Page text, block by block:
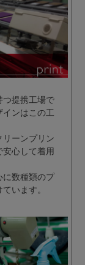
つ提携工場で
インはこの工
リーンプリン
安心して着用
に数種類のプ
います。